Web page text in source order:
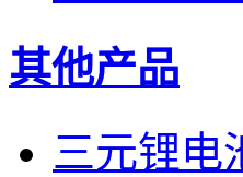
其他产品
三元锂电